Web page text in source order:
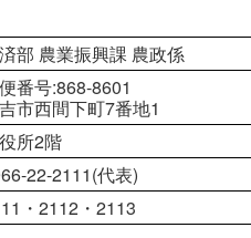
部 農業振興課 農政係
番号:868-8601
市西間下町7番地1
所2階
22-2111(代表)
・2112・2113